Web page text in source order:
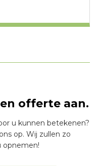
offerte aan.
u kunnen betekenen?
op. Wij zullen zo
opnemen!